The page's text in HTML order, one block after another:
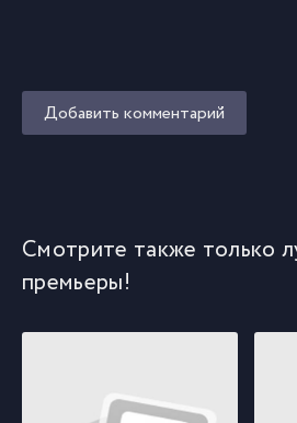
Добавить комментарий
Смотрите также только
премьеры!